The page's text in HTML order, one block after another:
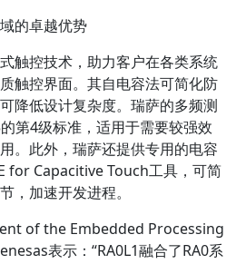
的卓越优势
触控技术，助力客户在各类系统
触控界面。其自电容法可简化防
降低设计复杂度。瑞萨的多频测
第4级标准，适用于需要较强效
。此外，瑞萨还提供专用的电容
for Capacitive Touch工具，可简
，加速开发进程。
of the Embedded Processing
表示：“RA0L1融合了RA0系